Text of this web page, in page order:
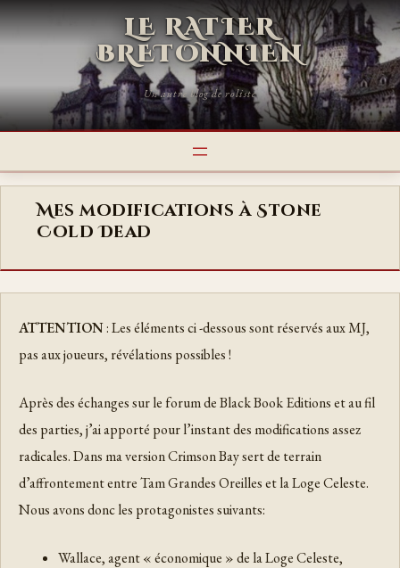
LE RATIER
BRETONNIEN
Un autre blog de roliste
Mes modifications à Stone
Cold Dead
ATTENTION: Les éléments ci -dessous sont réservés aux MJ,
pas aux joueurs, révélations possibles !
Après des échanges sur le forum de Black Book Editions et au fil
des parties, j’ai apporté pour l’instant des modifications assez
radicales. Dans ma version Crimson Bay sert de terrain
d’affrontement entre Tam Grandes Oreilles et la Loge Celeste.
Nous avons donc les protagonistes suivants:
Wallace, agent « économique » de la Loge Celeste,